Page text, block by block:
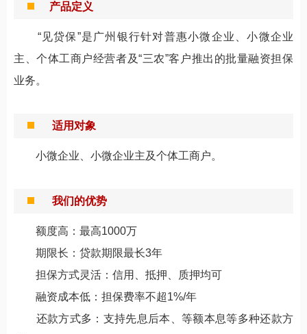
产品定义
“见贷保”是广州银行针对普惠小微企业、小微企业
主、个体工商户经营者及“三农”客户推出的批量融资担保
业务。
适用对象
小微企业、小微企业主及个体工商户。
我们的优势
额度高：最高1000万
期限长：贷款期限最长3年
担保方式灵活：信用、抵押、质押均可
融资成本低：担保费率不超1%/年
还款方式多：支持先息后本、等额本息等多种还款方